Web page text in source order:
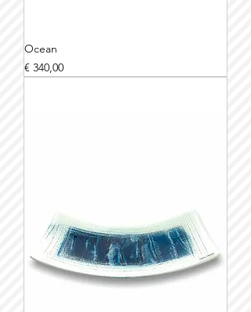
Ocean
Prijs
€ 340,00